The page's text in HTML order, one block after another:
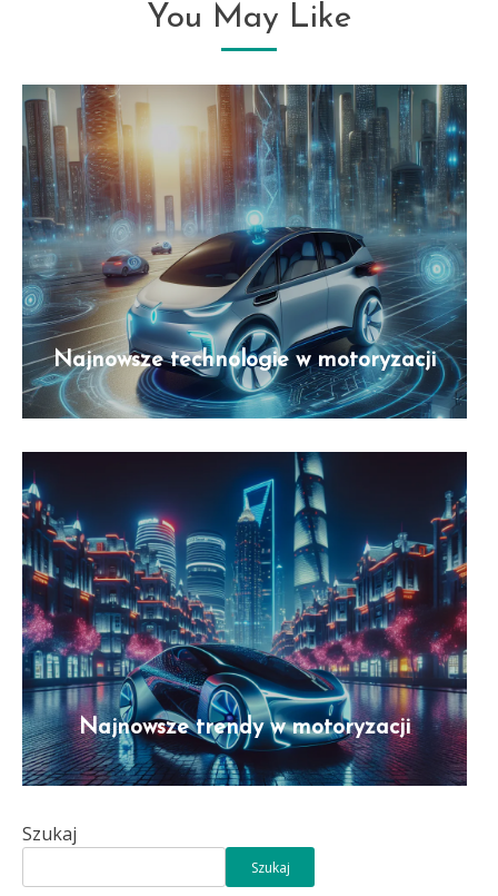
You May Like
Najnowsze technologie w motoryzacji
Najnowsze trendy w motoryzacji
Szukaj
Szukaj